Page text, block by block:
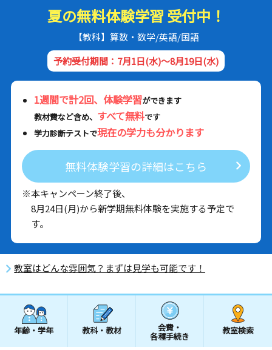
夏の無料体験学習 受付中！
【教科】算数・数学/英語/国語
予約受付期間：7月1日(水)～8月19日(水)
1週間で計2回、体験学習ができます
教材費など含め、 すべて無料です
学力診断テストで現在の学力も分かります
無料体験学習の詳細はこちら
※本キャンペーン終了後、
8月24日(月)から新学期無料体験を実施する予定で
す。
教室はどんな雰囲気？まずは見学も可能です！
年齢・学年 教科・教材 会費・
各種手続き
教室検索